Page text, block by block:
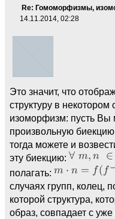
Re: Гомоморфизмы,
14.11.2014, 02:28
Это значит, что
структуру в
изоморфизм: пусть Вы
произвольную биекцию
тогда можете и
эту биекцию:
полагать:
случаях групп, колец,
которой структура,
образ, совпадает с